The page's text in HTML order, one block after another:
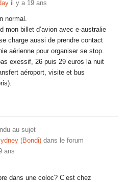
il y a 19 ans
normal.
mon billet d’avion avec e-australie
charge aussi de prendre contact
aérienne pour organiser se stop.
exessif, 26 puis 29 euros la nuit
aéroport, visite et bus
au sujet
(Bondi) dans le forum
ans
dans une coloc? C’est chez